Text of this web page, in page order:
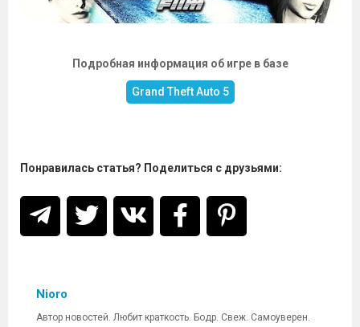
Подробная информация об игре в базе
Grand Theft Auto 5
Понравилась статья? Поделиться с друзьями:
Nioro
Автор новостей. Любит краткость. Бодр. Свеж. Самоуверен.